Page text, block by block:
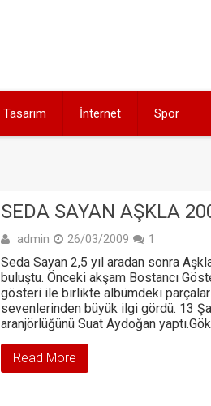
Tasarım İnternet Spor
SEDA SAYAN AŞKLA
admin 26/03/2009 1
Seda Sayan 2,5 yıl aradan sonra
buluştu. Önceki akşam Bostancı
gösteri ile birlikte albümdeki
sevenlerinden büyük ilgi gördü. 13
aranjörlüğünü Suat Aydoğan
Read More